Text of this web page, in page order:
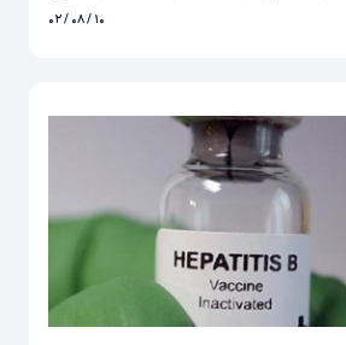
ایجاد ایمنی مادام‌العمر در برابر ویروس عامل
۱۰ / ۰۸ / ۰۲